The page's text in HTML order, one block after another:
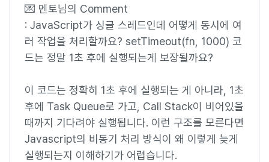
💌 멘토님의 Comment
: JavaScript가 싱글 스레드인데 어떻게 동시에 여
러 작업을 처리할까요? setTimeout(fn, 1000) 코
드는 정말 1초 후에 실행되는게 보장될까요?
이 코드는 정확히 1초 후에 실행되는 게 아니라, 1초
후에 Task Queue로 가고, Call Stack이 비어있을
때까지 기다려야 실행됩니다. 이런 구조를 모른다면
Javascript의 비동기 처리 방식이 왜 이렇게 늦게
실행되는지 이해하기가 어렵습니다.